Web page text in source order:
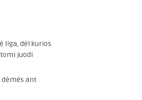
liga, dėl kurios
juodi
ant